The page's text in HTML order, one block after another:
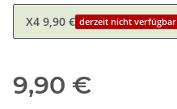
X4 9,90 € derzeit nicht verfügbar
9,90 €